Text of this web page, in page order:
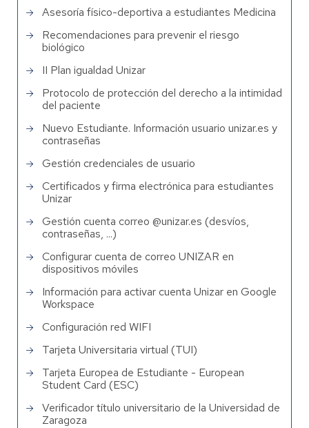
Asesoría físico-deportiva a estudiantes Medicina
Recomendaciones para prevenir el riesgo
biológico
II Plan igualdad Unizar
Protocolo de protección del derecho a la intimidad
del paciente
Nuevo Estudiante. Información usuario unizar.es y
contraseñas
Gestión credenciales de usuario
Certificados y firma electrónica para estudiantes
Unizar
Gestión cuenta correo @unizar.es (desvíos,
contraseñas, ...)
Configurar cuenta de correo UNIZAR en
dispositivos móviles
Información para activar cuenta Unizar en Google
Workspace
Configuración red WIFI
Tarjeta Universitaria virtual (TUI)
Tarjeta Europea de Estudiante - European
Student Card (ESC)
Verificador título universitario de la Universidad de
Zaragoza